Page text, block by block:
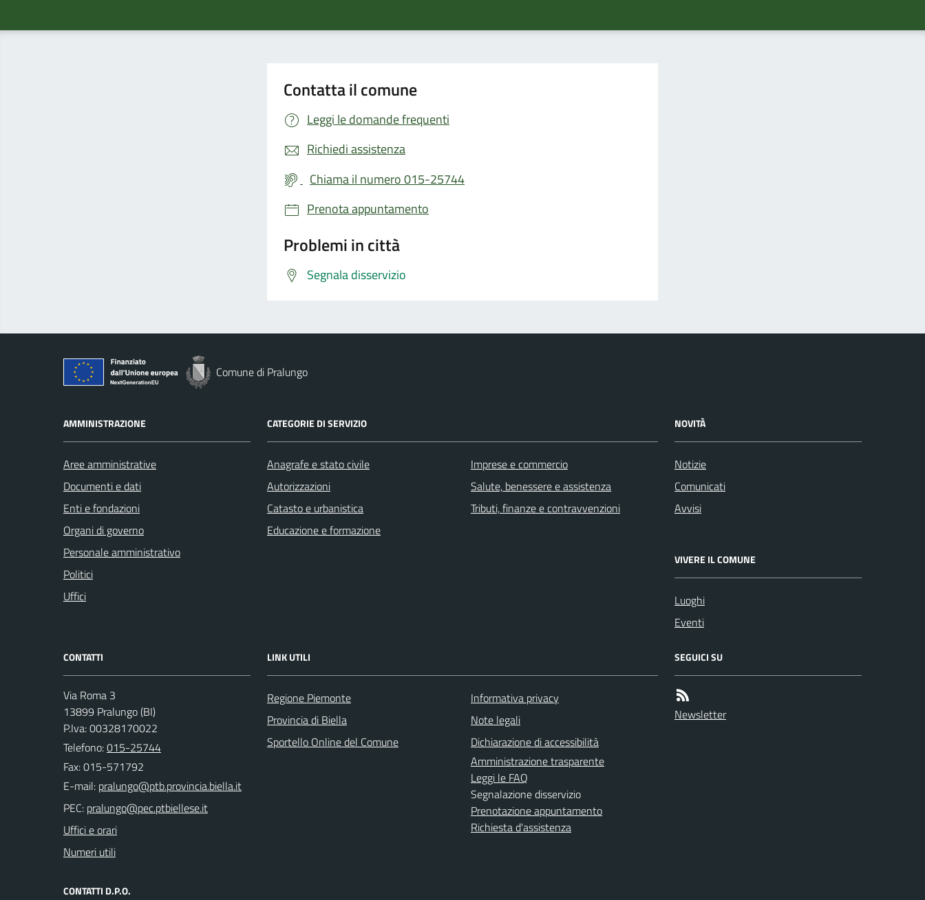
Contatta il comune
Leggi le domande frequenti
Richiedi assistenza
Chiama il numero 015-25744
Prenota appuntamento
Problemi in città
Segnala disservizio
Comune di Pralungo
AMMINISTRAZIONE
Aree amministrative
Documenti e dati
Enti e fondazioni
Organi di governo
Personale amministrativo
Politici
Uffici
CATEGORIE DI SERVIZIO
Anagrafe e stato civile
Autorizzazioni
Catasto e urbanistica
Educazione e formazione
Imprese e commercio
Salute, benessere e assistenza
Tributi, finanze e contravvenzioni
NOVITÀ
Notizie
Comunicati
Avvisi
VIVERE IL COMUNE
Luoghi
Eventi
CONTATTI
Via Roma 3
13899 Pralungo (BI)
P.Iva: 00328170022
Telefono:015-25744
Fax: 015-571792
E-mail:
PEC:
Uffici e orari
Numeri utili
CONTATTI D.P.O.
LINK UTILI
Regione Piemonte
Provincia di Biella
Sportello Online del Comune
Informativa privacy
Note legali
Dichiarazione di accessibilità
Amministrazione trasparente
Leggi le FAQ
Segnalazione disservizio
Prenotazione appuntamento
Richiesta d'assistenza
SEGUICI SU
Newsletter